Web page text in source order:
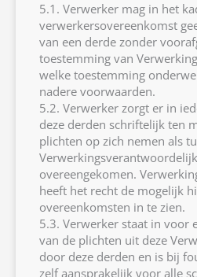
5.1. Verwerker mag in het
verwerkersovereenkomst
van een derde zonder
toestemming van
welke toestemming
nadere voorwaarden.
5.2. Verwerker zorgt er in
deze derden schriftelijk ten
plichten op zich nemen als
overeengekomen.
heeft het recht de mogelijk
overeenkomsten in te zien.
5.3. Verwerker staat in voor
van de plichten uit deze
door deze derden en is bij
zelf aansprakelijk voor alle